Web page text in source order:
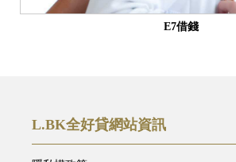
E7借錢
L.BK全好貸網站資訊